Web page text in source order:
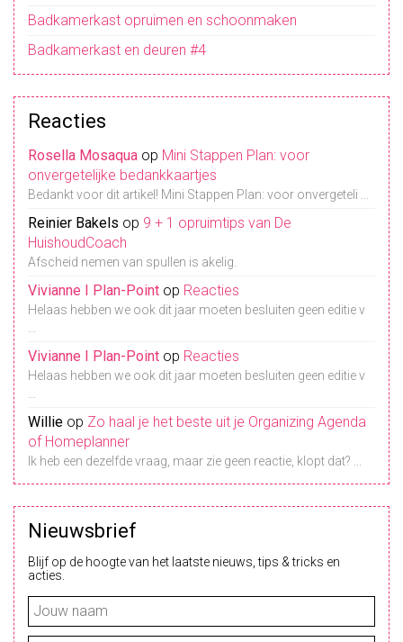
Badkamerkast opruimen en schoonmaken
Badkamerkast en deuren #4
Reacties
Rosella Mosaqua op Mini Stappen Plan: voor
onvergetelijke bedankkaartjes
Bedankt voor dit artikel! Mini Stappen Plan: voor onvergeteli ...
Reinier Bakels op 9 + 1 opruimtips van De
HuishoudCoach
Afscheid nemen van spullen is akelig.
Vivianne I Plan-Point op Reacties
Helaas hebben we ook dit jaar moeten besluiten geen editie v
Vivianne I Plan-Point op Reacties
Helaas hebben we ook dit jaar moeten besluiten geen editie v
Willie op Zo haal je het beste uit je Organizing Agenda
of Homeplanner
Ik heb een dezelfde vraag, maar zie geen reactie, klopt dat? ...
Nieuwsbrief
Blijf op de hoogte van het laatste nieuws, tips & tricks en
acties.